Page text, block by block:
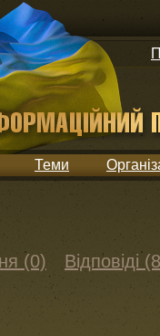
Теми
(0) Відповіді